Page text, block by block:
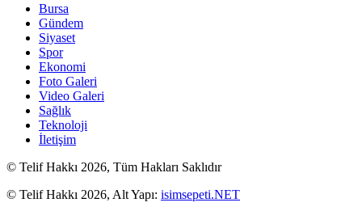
Bursa
Gündem
Siyaset
Spor
Ekonomi
Foto Galeri
Video Galeri
Sağlık
Teknoloji
İletişim
© Telif Hakkı 2026, Tüm Hakları Saklıdır
© Telif Hakkı 2026, Alt Yapı: isimsepeti.NET